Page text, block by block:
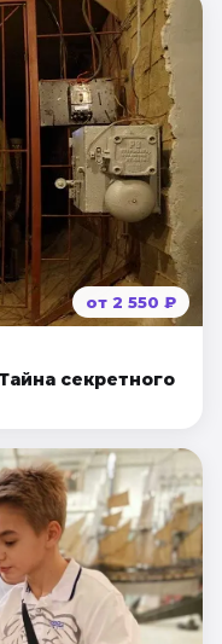
от 2 550 ₽
секретного